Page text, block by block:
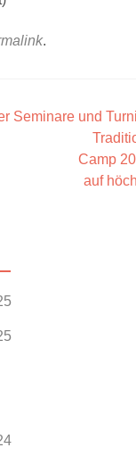
.
Seminare und
Camp
auf